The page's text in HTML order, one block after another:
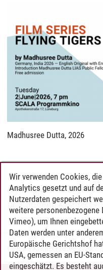
Madhusree Dutta, 2026
ANFRAGEN UND
Dr. Christine Kramer
Christine Kramer/02.06.2026
Wir verwenden Cookies,
Analytics gesetzt und auf
Nutzerdaten gespeichert
weitere personenbezogene
Vimeo), um Ihnen
Daten werden unter
Europäische Gerichtshof
USA, gemessen an EU-
eingeschätzt. Es besteht